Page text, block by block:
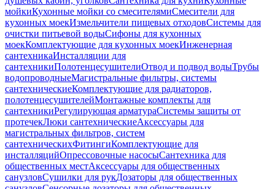
мойкиКухонные мойки со смесителямиСмесители для
кухонных моекИзмельчители пищевых отходовСистемы для
очистки питьевой водыСифоны для кухонных
моекКомплектующие для кухонных моекИнженерная
сантехникаИнсталляции для
сантехникиПолотенцесушителиОтвод и подвод водыТрубы
водопроводныеМагистральные фильтры, системы
сантехническиеКомплектующие для радиаторов,
полотенцесушителейМонтажные комплекты для
сантехникиРегулирующая арматураСистемы защиты от
протечекЛюки сантехническиеАксессуары для
магистральных фильтров, систем
сантехническихФитингиКомплектующие для
инсталляцийОпрессовочные насосыСантехника для
общественных местАксессуары для общественных
санузловСушилки для рукДозаторы для общественных